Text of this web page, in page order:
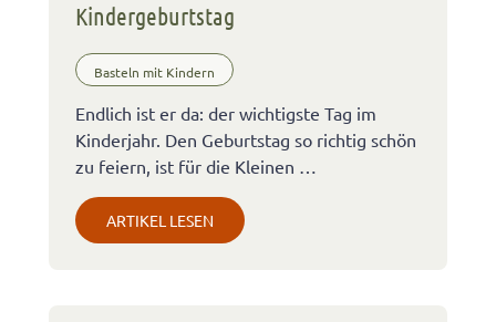
Kindergeburtstag
Basteln mit Kindern
Endlich ist er da: der wichtigste Tag im
Kinderjahr. Den Geburtstag so richtig schön
zu feiern, ist für die Kleinen …
ARTIKEL LESEN